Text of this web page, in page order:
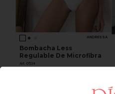
ANDRESSA
Bombacha Less
Regulable De Microfibra
Art. 0524